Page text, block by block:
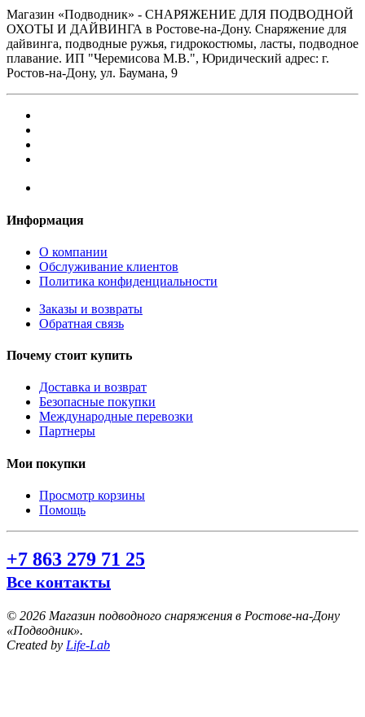
Магазин «Подводник» - СНАРЯЖЕНИЕ ДЛЯ ПОДВОДНОЙ
ОХОТЫ И ДАЙВИНГА в Ростове-на-Дону. Снаряжение для
дайвинга, подводные ружья, гидрокостюмы, ласты, подводное
плавание. ИП "Черемисова М.В.", Юридический адрес: г.
Ростов-на-Дону, ул. Баумана, 9
Информация
О компании
Обслуживание клиентов
Политика конфиденциальности
Заказы и возвраты
Обратная связь
Почему стоит купить
Доставка и возврат
Безопасные покупки
Международные перевозки
Партнеры
Мои покупки
Просмотр корзины
Помощь
+7 863 279 71 25
Все контакты
© 2026 Магазин подводного снаряжения в Ростове-на-Дону
«Подводник».
Created by Life-Lab